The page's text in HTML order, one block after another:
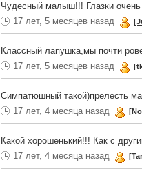
Чудесный малыш!!! Глазки очень
17 лет, 5 месяцев назад
Классный лапушка,мы почти
17 лет, 5 месяцев назад
Симпатюшный такой)прелесть
17 лет, 4 месяца назад
Какой хорошенький!!! Как с
17 лет, 4 месяца назад